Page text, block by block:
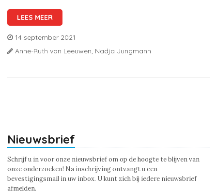
LEES MEER
14 september 2021
Anne-Ruth van Leeuwen, Nadja Jungmann
Nieuwsbrief
Schrijf u in voor onze nieuwsbrief om op de hoogte te blijven van
onze onderzoeken! Na inschrijving ontvangt u een
bevestigingsmail in uw inbox. U kunt zich bij iedere nieuwsbrief
afmelden.